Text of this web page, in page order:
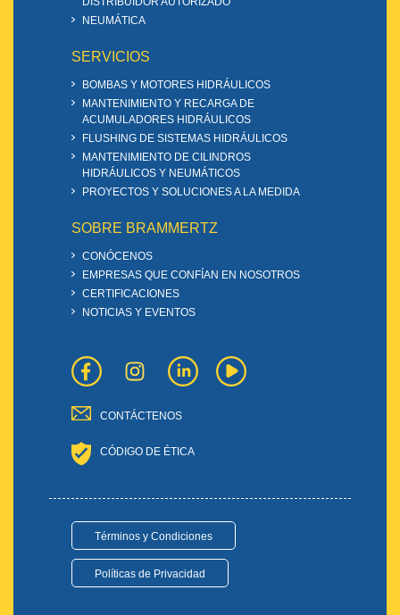
NEUMÁTICA
SERVICIOS
BOMBAS Y MOTORES HIDRÁULICOS
MANTENIMIENTO Y RECARGA DE
ACUMULADORES HIDRÁULICOS
FLUSHING DE SISTEMAS HIDRÁULICOS
MANTENIMIENTO DE CILINDROS
HIDRÁULICOS Y NEUMÁTICOS
PROYECTOS Y SOLUCIONES A LA MEDIDA
SOBRE BRAMMERTZ
CONÓCENOS
EMPRESAS QUE CONFÍAN EN NOSOTROS
CERTIFICACIONES
NOTICIAS Y EVENTOS
CONTÁCTENOS
CÓDIGO DE ÉTICA
Términos y Condiciones
Políticas de Privacidad